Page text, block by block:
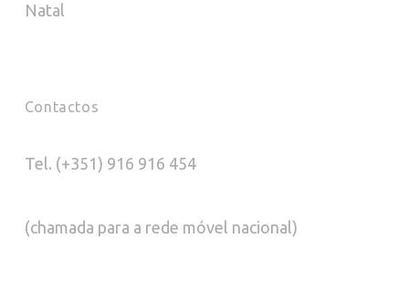
Natal
Contactos
Tel. (+351) 916 916 454
(chamada para a rede móvel nacional)